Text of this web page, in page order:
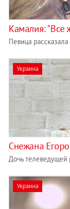
Камалия: "Все
Певица
Украина
Снежана
Дочь
Украина